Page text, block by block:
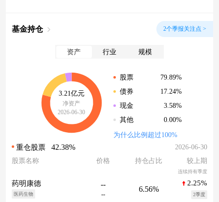
基金持仓 2个季报关注点 >
资产 行业 规模
3.21亿元
净资产
2026-06-30
股票
79.89%
债券
17.24%
现金
3.58%
其他
0.00%
为什么比例超过100%
重仓股票 42.38%
2026-06-30
股票名称
价格 持仓占比 较上期
连续持有季度
药明康德
医药生物
--
--
6.56%
2.25%
2季度